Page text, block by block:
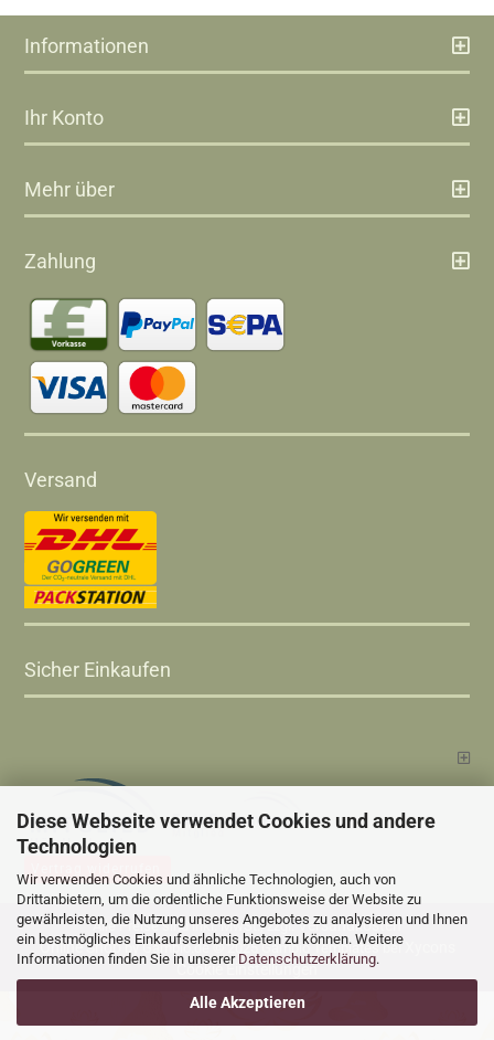
Diese Webseite verwendet Cookies und andere
Technologien
Wir verwenden Cookies und ähnliche Technologien, auch von
Drittanbietern, um die ordentliche Funktionsweise der Website zu
gewährleisten, die Nutzung unseres Angebotes zu analysieren und Ihnen
ein bestmögliches Einkaufserlebnis bieten zu können. Weitere
Informationen finden Sie in unserer Datenschutzerklärung.
Alle Akzeptieren
Informationen
Ihr Konto
Mehr über
Zahlung
Versand
Sicher Einkaufen
Alle Preise sind inkl. MwSt., zzgl.Versandkosten
Online Shopby Gambio.de © 2025 Gambio Templates bei
Cookie Einstellungen